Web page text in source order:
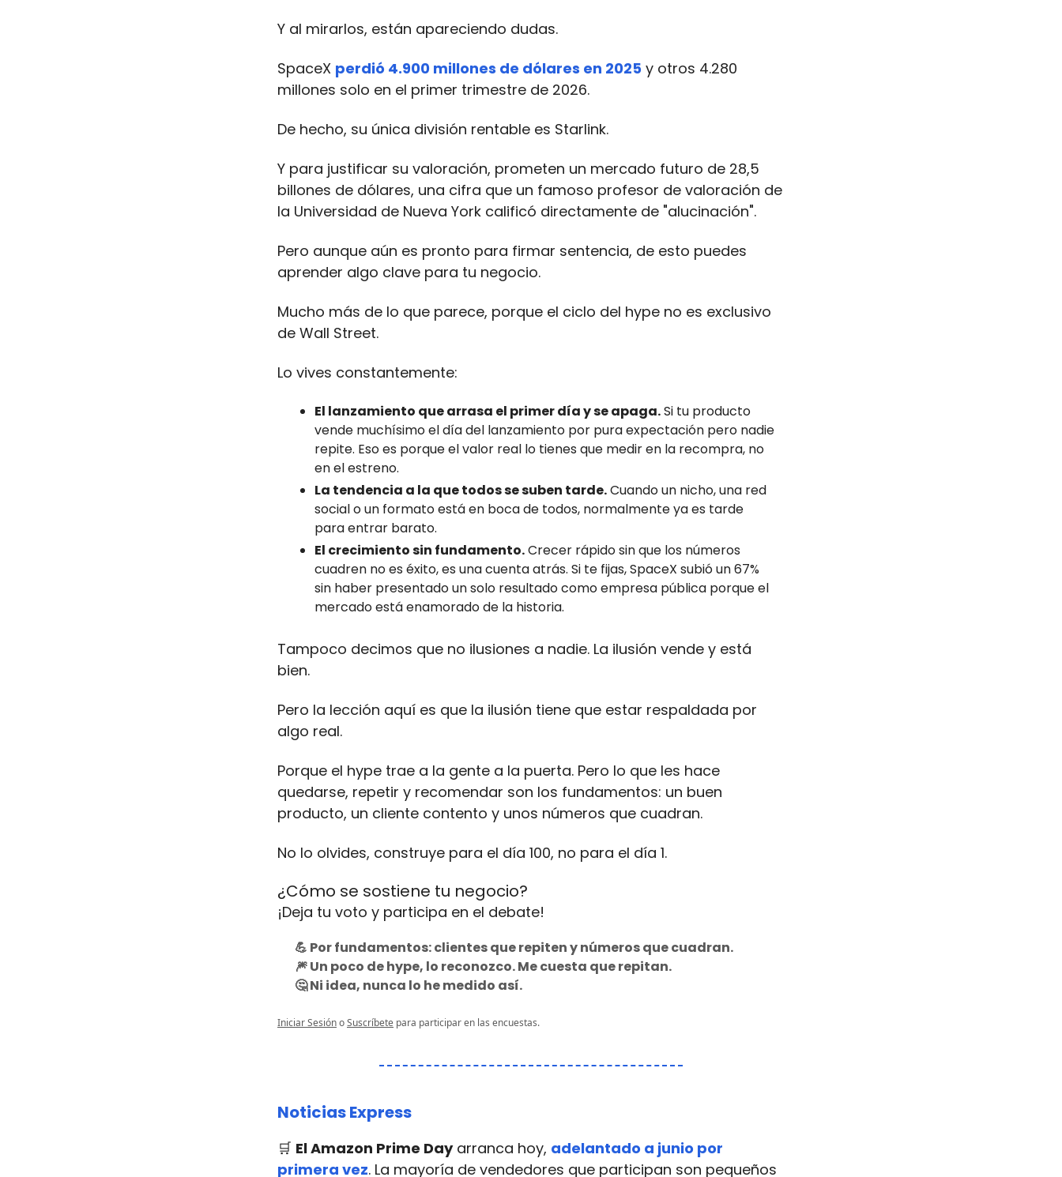
Y al mirarlos, están apareciendo dudas.
SpaceX perdió 4.900 millones de dólares en 2025 y otros 4.280
millones solo en el primer trimestre de 2026.
De hecho, su única división rentable es Starlink.
Y para justificar su valoración, prometen un mercado futuro de 28,5
billones de dólares, una cifra que un famoso profesor de valoración de
la Universidad de Nueva York calificó directamente de "alucinación".
Pero aunque aún es pronto para firmar sentencia, de esto puedes
aprender algo clave para tu negocio.
Mucho más de lo que parece, porque el ciclo del hype no es exclusivo
de Wall Street.
Lo vives constantemente:
El lanzamiento que arrasa el primer día y se apaga.Si tu producto
vende muchísimo el día del lanzamiento por pura expectación pero nadie
repite. Eso es porque el valor real lo tienes que medir en la recompra, no
en el estreno.
La tendencia a la que todos se suben tarde.Cuando un nicho, una red
social o un formato está en boca de todos, normalmente ya es tarde
para entrar barato.
El crecimiento sin fundamento.Crecer rápido sin que los números
cuadren no es éxito, es una cuenta atrás. Si te fijas, SpaceX subió un 67%
sin haber presentado un solo resultado como empresa pública porque el
mercado está enamorado de la historia.
Tampoco decimos que no ilusiones a nadie. La ilusión vende y está
bien.
Pero la lección aquí es que la ilusión tiene que estar respaldada por
algo real.
Porque el hype trae a la gente a la puerta. Pero lo que les hace
quedarse, repetir y recomendar son los fundamentos: un buen
producto, un cliente contento y unos números que cuadran.
No lo olvides, construye para el día 100, no para el día 1.
¿Cómo se sostiene tu negocio?
¡Deja tu voto y participa en el debate!
💪 Por fundamentos: clientes que repiten y números que cuadran.
🎆 Un poco de hype, lo reconozco. Me cuesta que repitan.
🤔 Ni idea, nunca lo he medido así.
Iniciar SesiónoSuscríbete para participar en las encuestas.
Noticias Express
🛒 El Amazon Prime Dayarranca hoy, adelantado a junio por
primera vez. La mayoría de vendedores que participan son pequeños